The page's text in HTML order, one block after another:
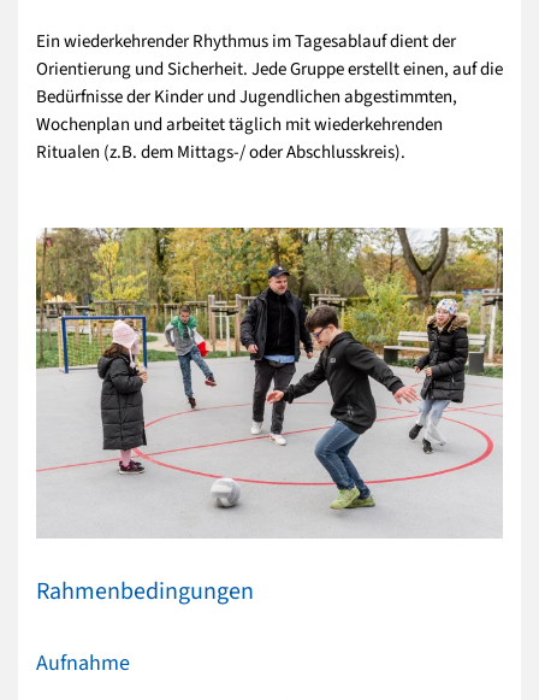
Ein wiederkehrender Rhythmus im Tagesablauf dient der
Orientierung und Sicherheit. Jede Gruppe erstellt einen, auf die
Bedürfnisse der Kinder und Jugendlichen abgestimmten,
Wochenplan und arbeitet täglich mit wiederkehrenden
Ritualen (z.B. dem Mittags-/ oder Abschlusskreis).
Rahmenbedingungen
Aufnahme